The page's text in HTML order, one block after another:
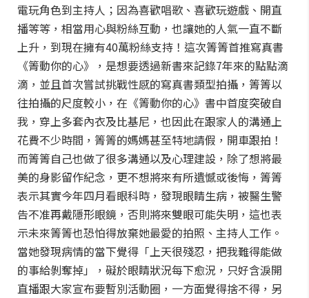
電玩角色到主持人；因為喜歡唱歌、喜歡玩遊戲、開直
播等等，相當用心與粉絲互動，也讓她的人氣一直不斷
上升，到現在擁有40萬粉絲支持！這次箐箐首推寫真書
《箐動你的心》，是想要透過新書來記錄7年來的點點滴
滴，並且首次嘗試挑戰性感的寫真書類型拍攝，箐箐以
往拍攝的尺度較小，在《箐動你的心》書中首度突破自
我，穿上多套內衣及比基尼，也因此在跟家人的溝通上
花費不少時間，箐箐的媽媽甚至特地請假，開車跟拍！
而箐箐自己也做了很多溝通以及心理建設，除了想將最
美的身影留作紀念，更不想將來有所遺憾或後悔，箐箐
表示其實今年四月看眼科時，發現眼睛生病，被醫生警
告不准再戴隱形眼鏡，否則將來雙眼可能失明，這也表
示未來箐箐也恐怕得放棄她最愛的拍照、主持人工作。
當她發現病情的當下覺得「上天很殘忍，把我難得能做
的事給剝奪掉」，礙於眼睛狀況每下愈況，只好含淚開
直播跟大家宣布要暫別活動圈，一方面覺得捨不得，另